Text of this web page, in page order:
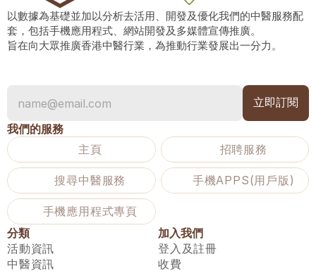
以數據為基礎並加以分析去活用、開發及優化我們的中醫服務配
套，包括手機應用程式、網站開發及多媒體宣傳推廣。
旨在向大眾推廣香港中醫行業，為推動行業發展出一分力。
我們的服務
主頁
招聘服務
搜尋中醫服務 手機APPS(用戶版)
手機應用程式專頁
分類
活動資訊
中醫資訊
加入我們
登入及註冊
收費